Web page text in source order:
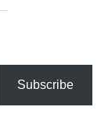
Subscribe